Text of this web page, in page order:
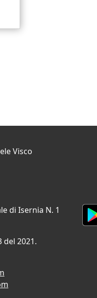
Visco
di Isernia N. 1
del 2021.